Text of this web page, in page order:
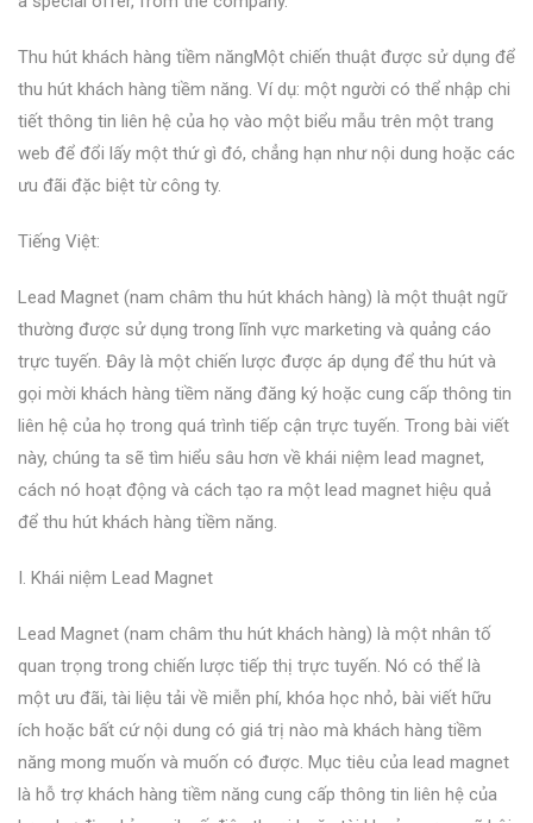
Thu hút khách hàng tiềm năngMột chiến thuật được sử dụng để
thu hút khách hàng tiềm năng. Ví dụ: một người có thể nhập chi
tiết thông tin liên hệ của họ vào một biểu mẫu trên một trang
web để đổi lấy một thứ gì đó, chẳng hạn như nội dung hoặc các
ưu đãi đặc biệt từ công ty.
Tiếng Việt:
Lead Magnet (nam châm thu hút khách hàng) là một thuật ngữ
thường được sử dụng trong lĩnh vực marketing và quảng cáo
trực tuyến. Đây là một chiến lược được áp dụng để thu hút và
gọi mời khách hàng tiềm năng đăng ký hoặc cung cấp thông tin
liên hệ của họ trong quá trình tiếp cận trực tuyến. Trong bài viết
này, chúng ta sẽ tìm hiểu sâu hơn về khái niệm lead magnet,
cách nó hoạt động và cách tạo ra một lead magnet hiệu quả
để thu hút khách hàng tiềm năng.
I. Khái niệm Lead Magnet
Lead Magnet (nam châm thu hút khách hàng) là một nhân tố
quan trọng trong chiến lược tiếp thị trực tuyến. Nó có thể là
một ưu đãi, tài liệu tải về miễn phí, khóa học nhỏ, bài viết hữu
ích hoặc bất cứ nội dung có giá trị nào mà khách hàng tiềm
năng mong muốn và muốn có được. Mục tiêu của lead magnet
là hỗ trợ khách hàng tiềm năng cung cấp thông tin liên hệ của